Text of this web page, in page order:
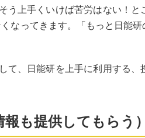
上手くいけば苦労はない！と
なってきます。「もっと日能
、日能研を上手に利用する
も提供してもらう）